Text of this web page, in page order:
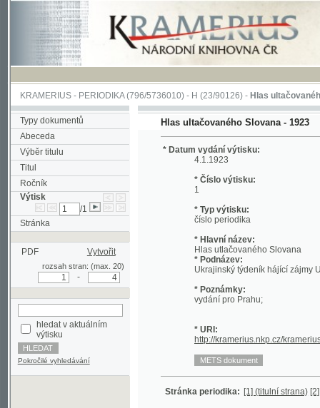
KRAMERIUS-PERIODIKA(796/5736010) -H(23/90126) -Hlas ultačovaného
Typy dokumentů
Abeceda
Výběr titulu
Titul
Ročník
Výtisk
/1
Stránka
PDF
rozsah stran: (max. 20)
výtisku
Pokročilé vyhledávání
Hlas ultačovaného Slovana - 1923
* Datum vydání výtisku:
4.1.1923
* Číslo výtisku:
* Typ výtisku:
* Hlavní název:
Hlas utlačovaného Slovana
* Podnázev:
Ukrajinský týdeník hájící zájmy
* Poznámky:
vydání pro Prahu;
* URI:
Stránka periodika: [1] (titulní strana)